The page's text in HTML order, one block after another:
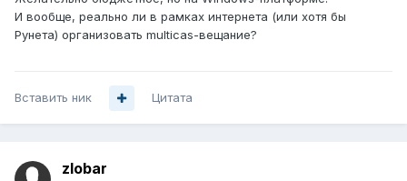
И вообще, реально ли в рамках интернета (или хотя бы
Рунета) организовать multicas-вещание?
Вставить ник Цитата
zlobar